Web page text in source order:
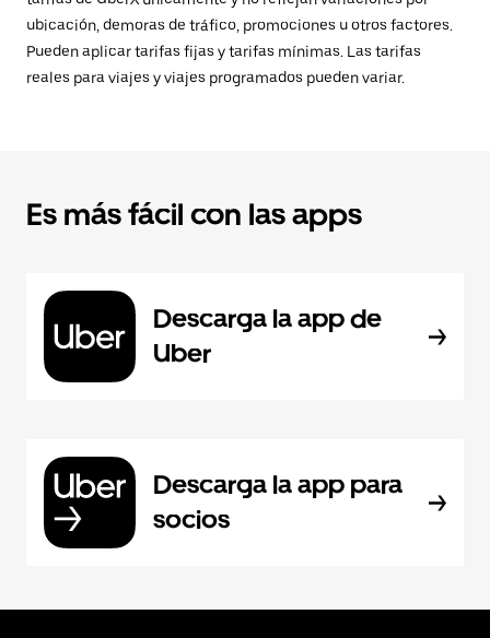
ubicación, demoras de tráfico, promociones u otros factores.
Pueden aplicar tarifas fijas y tarifas mínimas. Las tarifas
reales para viajes y viajes programados pueden variar.
Es más fácil con las apps
Descarga la app de
Uber
Descarga la app para
socios